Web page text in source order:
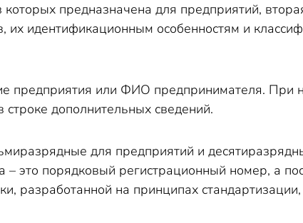
предназначена для предприятий,
идентификационным особенностям и
предприятия или ФИО предпринимателя. При
дополнительных сведений.
для предприятий и
порядковый регистрационный номер, а
разработанной на принципах